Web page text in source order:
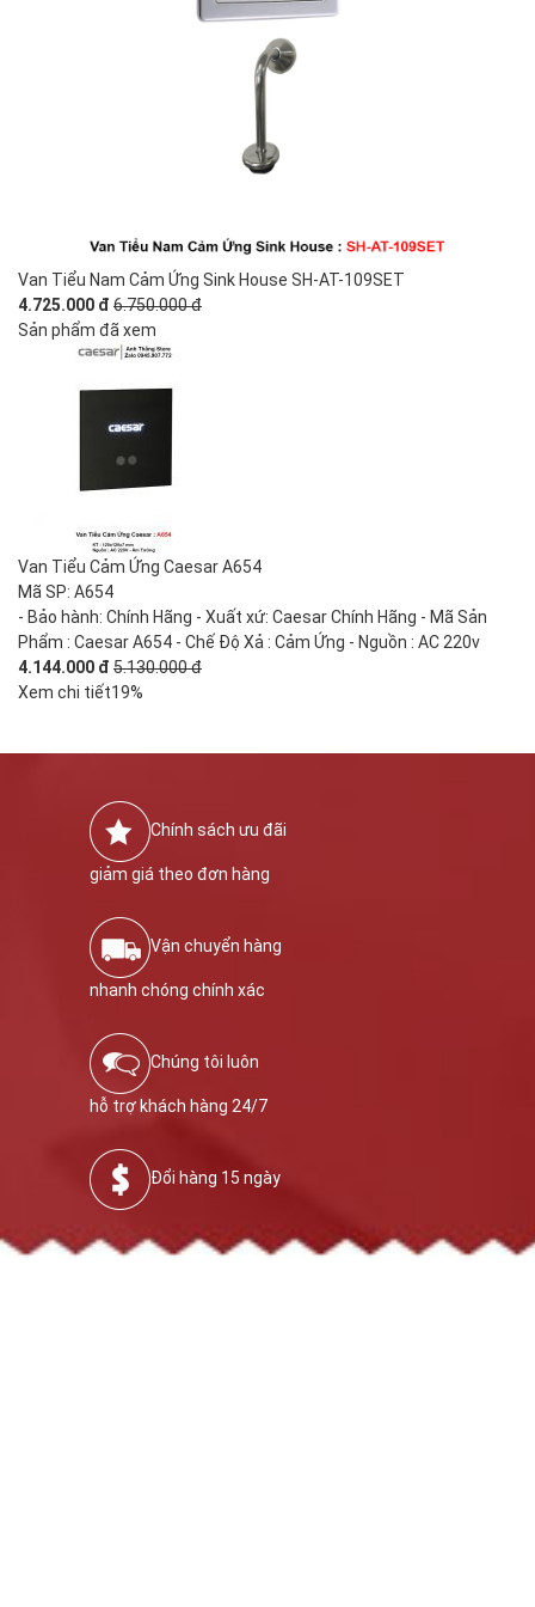
Van Tiểu Nam Cảm Ứng Sink House SH-AT-109SET
4.725.000 đ 6.750.000 đ
Sản phẩm đã xem
Van Tiểu Cảm Ứng Caesar A654
Mã SP: A654
- Bảo hành: Chính Hãng - Xuất xứ: Caesar Chính Hãng - Mã Sản
Phẩm : Caesar A654 - Chế Độ Xả : Cảm Ứng - Nguồn : AC 220v
4.144.000 đ 5.130.000 đ
Xem chi tiết19%
Chính sách ưu đãi
giảm giá theo đơn hàng
Vận chuyển hàng
nhanh chóng chính xác
Chúng tôi luôn
hỗ trợ khách hàng 24/7
Đổi hàng 15 ngày